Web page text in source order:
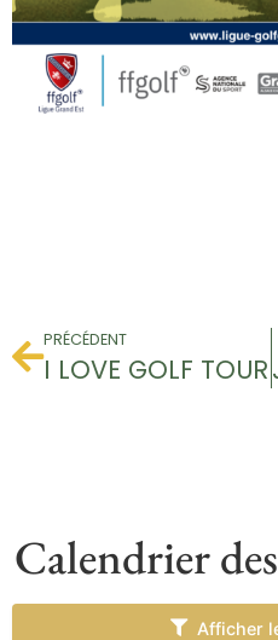
PRÉCÉDENT
I LOVE GOLF TOUR
Calendrier
Afficher